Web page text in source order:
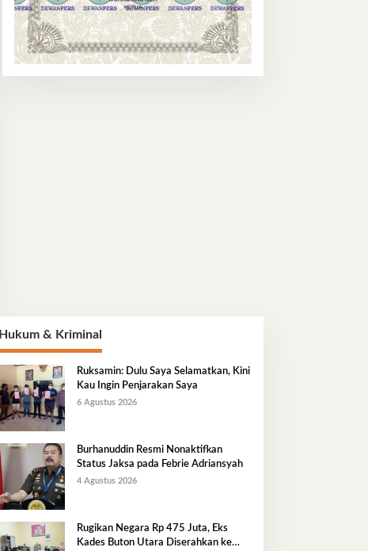
Hukum & Kriminal
Ruksamin: Dulu Saya Selamatkan, Kini
Kau Ingin Penjarakan Saya
6 Agustus 2026
Burhanuddin Resmi Nonaktifkan
Status Jaksa pada Febrie Adriansyah
4 Agustus 2026
Rugikan Negara Rp 475 Juta, Eks
Kades Buton Utara Diserahkan ke